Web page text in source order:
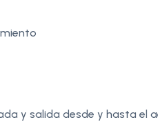
y salida desde y hasta el